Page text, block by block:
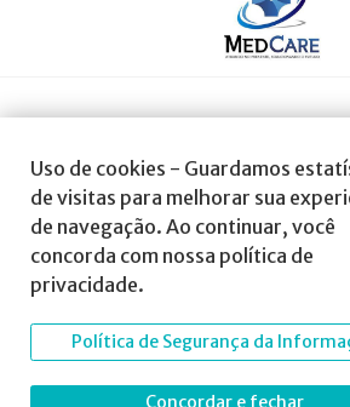
Uso de cookies - Guardamos
de visitas para melhorar sua
de navegação. Ao continuar, você
concorda com nossa política de
privacidade.
Política de Segurança da
Concordar e fechar
© 2023 Todos os direitos reservados à SBA
Anestesiologia.